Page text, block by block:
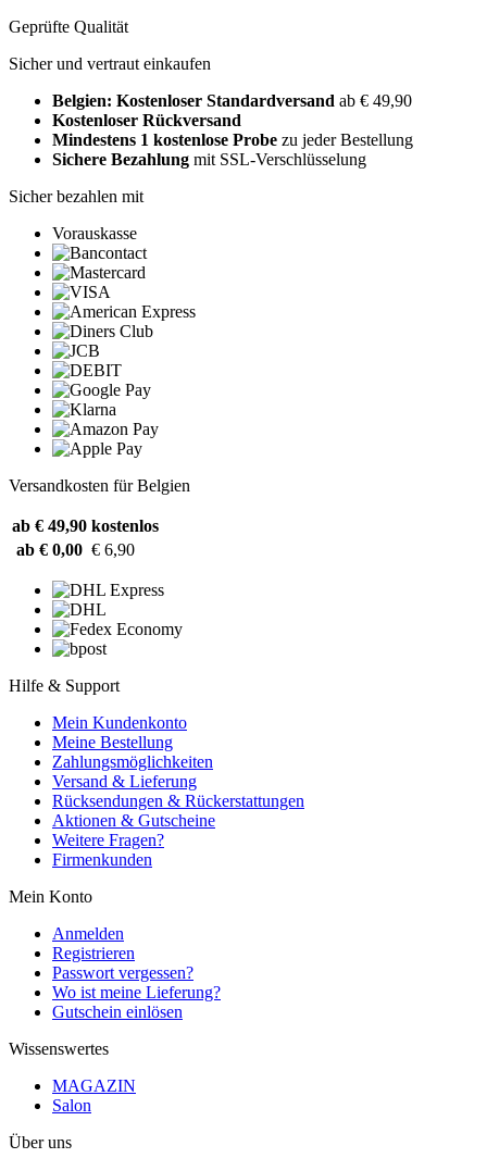
Geprüfte Qualität
Sicher und vertraut einkaufen
Belgien: Kostenloser Standardversand ab € 49,90
Kostenloser Rückversand
Mindestens 1 kostenlose Probe zu jeder Bestellung
Sichere Bezahlung mit SSL-Verschlüsselung
Sicher bezahlen mit
Vorauskasse
Versandkosten für Belgien
ab € 49,90 kostenlos
ab € 0,00 € 6,90
Hilfe & Support
Mein Kundenkonto
Meine Bestellung
Zahlungsmöglichkeiten
Versand & Lieferung
Rücksendungen & Rückerstattungen
Aktionen & Gutscheine
Weitere Fragen?
Firmenkunden
Mein Konto
Anmelden
Registrieren
Passwort vergessen?
Wo ist meine Lieferung?
Gutschein einlösen
Wissenswertes
MAGAZIN
Salon
Über uns